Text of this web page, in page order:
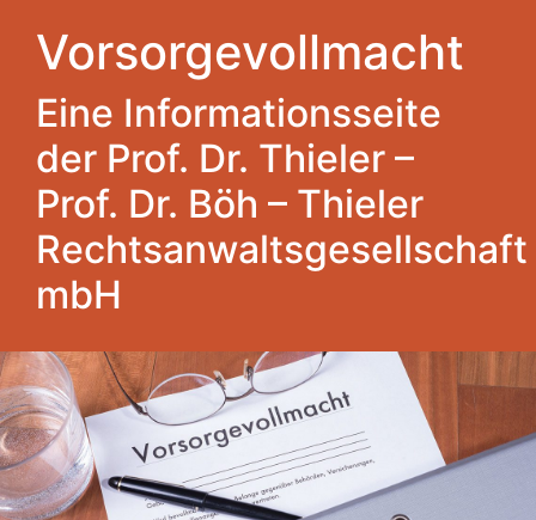
Vorsorgevollmacht
Eine Informationsseite
der Prof. Dr. Thieler –
Prof. Dr. Böh – Thieler
Rechtsanwaltsgesellschaft
mbH